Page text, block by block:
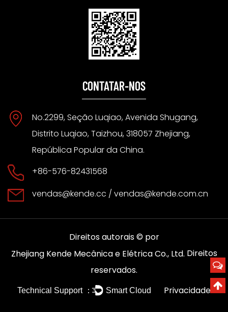
CONTATAR-NOS
No.2299, Seção Luqiao, Avenida Shugang,
Distrito Luqiao, Taizhou, 318057 Zhejiang,
República Popular da China.
+86-576-82431568
vendas@kende.cc / vendas@kende.com.cn
Direitos autorais © por
Zhejiang Kende Mecânica e Elétrica Co., Ltd. Direitos
reservados.
Technical Support ： Smart Cloud Privacidade